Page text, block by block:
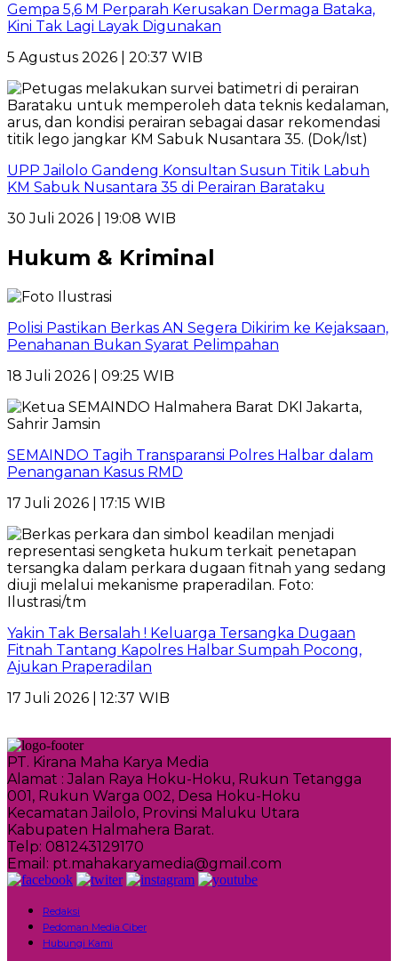
Gempa 5,6 M Perparah Kerusakan Dermaga Bataka,
Kini Tak Lagi Layak Digunakan
5 Agustus 2026 | 20:37 WIB
UPP Jailolo Gandeng Konsultan Susun Titik Labuh
KM Sabuk Nusantara 35 di Perairan Barataku
30 Juli 2026 | 19:08 WIB
Hukum & Kriminal
Polisi Pastikan Berkas AN Segera Dikirim ke Kejaksaan,
Penahanan Bukan Syarat Pelimpahan
18 Juli 2026 | 09:25 WIB
SEMAINDO Tagih Transparansi Polres Halbar dalam
Penanganan Kasus RMD
17 Juli 2026 | 17:15 WIB
Yakin Tak Bersalah ! Keluarga Tersangka Dugaan
Fitnah Tantang Kapolres Halbar Sumpah Pocong,
Ajukan Praperadilan
17 Juli 2026 | 12:37 WIB
PT. Kirana Maha Karya Media
Alamat : Jalan Raya Hoku-Hoku, Rukun Tetangga
001, Rukun Warga 002, Desa Hoku-Hoku
Kecamatan Jailolo, Provinsi Maluku Utara
Kabupaten Halmahera Barat.
Telp: 081243129170
Email: pt.mahakaryamedia@gmail.com
Redaksi
Pedoman Media Ciber
Hubungi Kami